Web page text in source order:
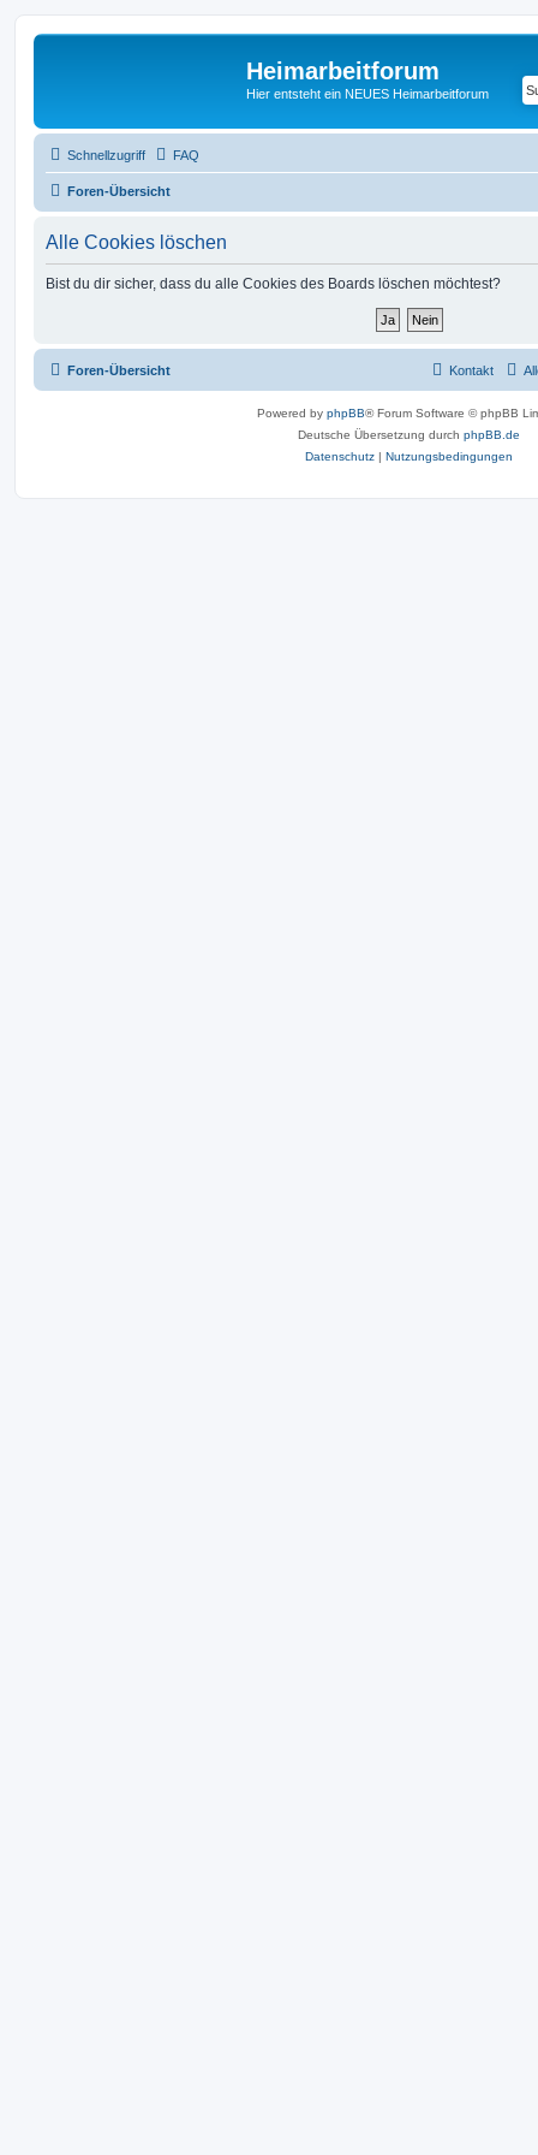
Heimarbeitforum
Hier entsteht ein NEUES Heimarbeitforum
Schnellzugriff FAQ
Foren-Übersicht
Alle Cookies löschen
Bist du dir sicher, dass du alle Cookies des Boards löschen möchtest?
Foren-Übersicht Kontakt
Powered by phpBB® Forum Software © phpBB
Deutsche Übersetzung durch phpBB.de
Datenschutz | Nutzungsbedingungen